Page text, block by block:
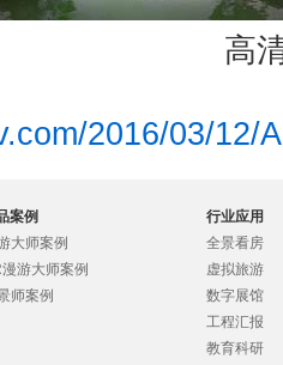
高
2016/03/12/
案例
大师案例
游大师案例
师案例
行业应用
全景看房
虚拟旅游
数字展馆
工程汇报
教育科研